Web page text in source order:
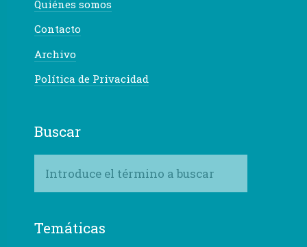
Quiénes somos
Contacto
Archivo
Política de Privacidad
Buscar
Temáticas